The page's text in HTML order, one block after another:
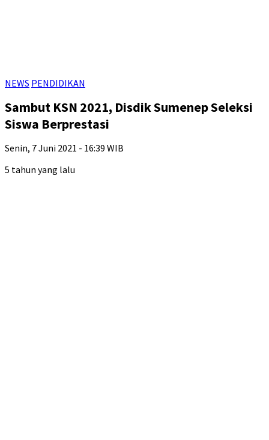
NEWS PENDIDIKAN
Sambut KSN 2021, Disdik Sumenep Seleksi
Siswa Berprestasi
Senin, 7 Juni 2021 - 16:39 WIB
5 tahun yang lalu